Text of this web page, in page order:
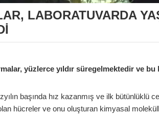
LABORATUVARDA
yüzlerce yıldır süregelmektedir ve
başında hız kazanmış ve ilk
olan hücreler ve onu oluşturan kimyasal